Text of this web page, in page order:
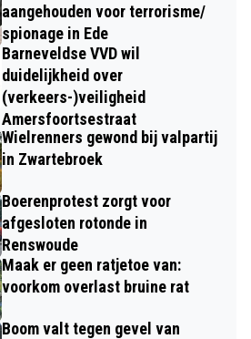
aangehouden voor terrorisme/
spionage in Ede
Barneveldse VVD wil
duidelijkheid over
(verkeers-)veiligheid
Amersfoortsestraat
Wielrenners gewond bij valpartij
in Zwartebroek
Boerenprotest zorgt voor
afgesloten rotonde in
Renswoude
Maak er geen ratjetoe van:
voorkom overlast bruine rat
Boom valt tegen gevel van